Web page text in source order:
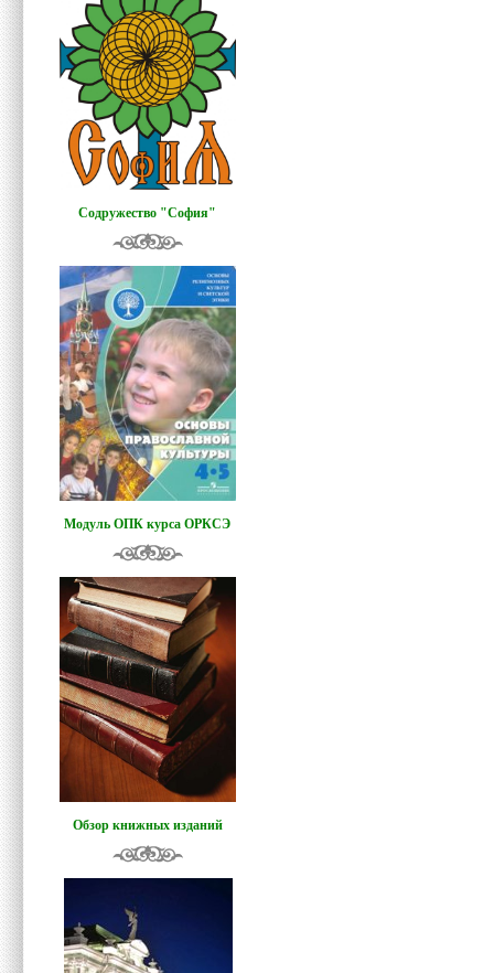
Содружество "София"
Модуль ОПК курса ОРКСЭ
Обзор книжных изданий